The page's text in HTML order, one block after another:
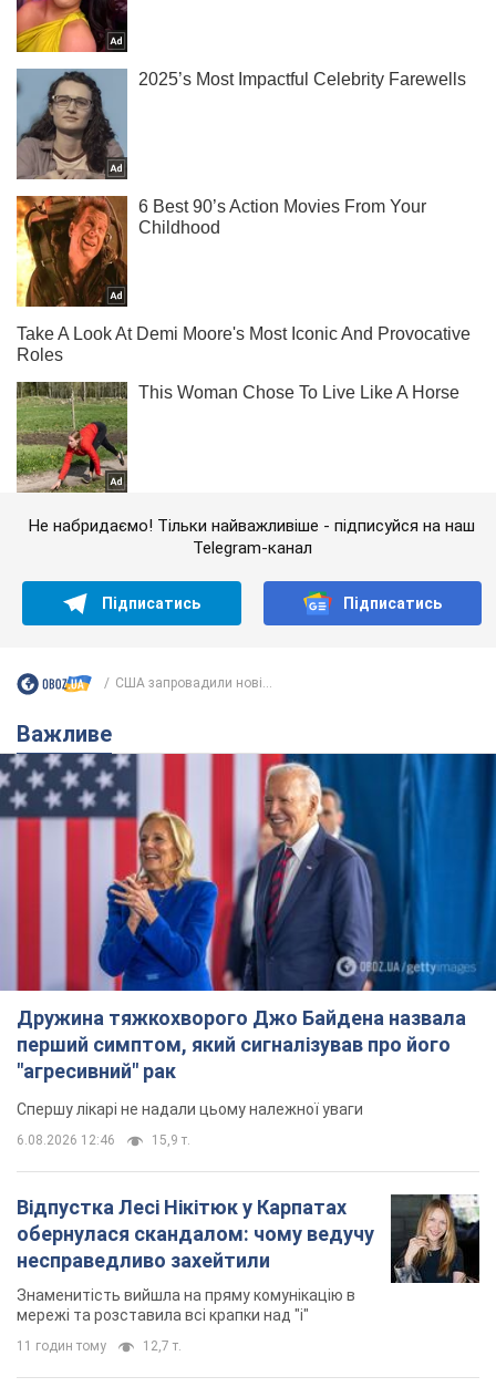
Не набридаємо! Тільки найважливіше - підписуйся на наш
Telegram-канал
Підписатись Підписатись
США запровадили нові...
Важливе
Дружина тяжкохворого Джо Байдена назвала
перший симптом, який сигналізував про його
"агресивний" рак
Спершу лікарі не надали цьому належної уваги
6.08.2026 12:46 15,9 т.
Відпустка Лесі Нікітюк у Карпатах
обернулася скандалом: чому ведучу
несправедливо захейтили
Знаменитість вийшла на пряму комунікацію в
мережі та розставила всі крапки над "і"
11 годин тому 12,7 т.